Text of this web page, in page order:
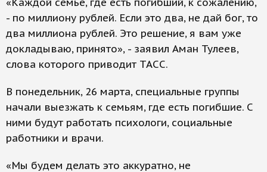
«Каждой семье, где есть погибший, к сожалению,
- по миллиону рублей. Если это два, не дай бог, то
два миллиона рублей. Это решение, я вам уже
докладываю, принято», - заявил Аман Тулеев,
слова которого приводит ТАСС.
В понедельник, 26 марта, специальные группы
начали выезжать к семьям, где есть погибшие. С
ними будут работать психологи, социальные
работники и врачи.
«Мы будем делать это аккуратно, не